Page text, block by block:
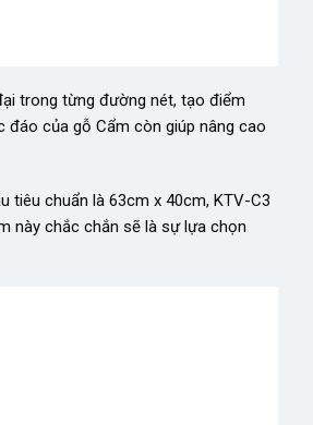
trong từng đường nét, tạo điểm
đáo của gỗ Cẩm còn giúp nâng cao
tiêu chuẩn là 63cm x 40cm, KTV-C3
này chắc chắn sẽ là sự lựa chọn